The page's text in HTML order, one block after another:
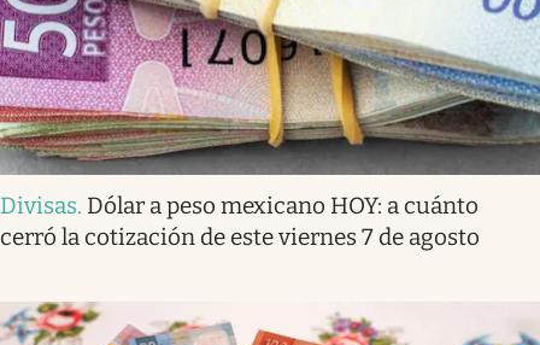
Divisas. Dólar a peso mexicano HOY: a cuánto
cerró la cotización de este viernes 7 de agosto